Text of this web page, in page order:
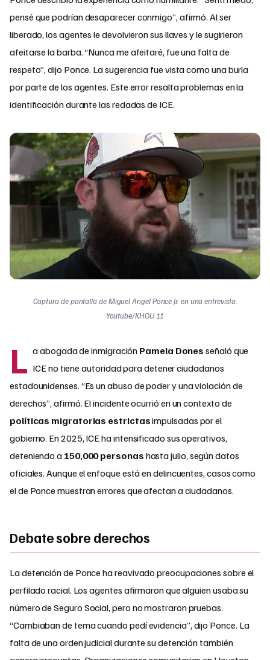
pensé que podrían desaparecer conmigo”, afirmó. Al ser
liberado, los agentes le devolvieron sus llaves y le sugirieron
afeitarse la barba. “Nunca me afeitaré, fue una falta de
respeto”, dijo Ponce. La sugerencia fue vista como una burla
por parte de los agentes. Este error resalta problemas en la
identificación durante las redadas de ICE.
Captura de pantalla de Miguel Angel Ponce Jr. en una entrevista.
Youtube/KHOU 11
L a abogada de inmigración Pamela Dones señaló que
ICE no tiene autoridad para detener ciudadanos
estadounidenses. “Es un abuso de poder y una violación de
derechos”, afirmó. El incidente ocurrió en un contexto de
políticas migratorias estrictasimpulsadas por el
gobierno. En 2025, ICE ha intensificado sus operativos,
deteniendo a 150,000 personas hasta julio, según datos
oficiales. Aunque el enfoque está en delincuentes, casos como
el de Ponce muestran errores que afectan a ciudadanos.
Debate sobre derechos
La detención de Ponce ha reavivado preocupaciones sobre el
perfilado racial. Los agentes afirmaron que alguien usaba su
número de Seguro Social, pero no mostraron pruebas.
“Cambiaban de tema cuando pedí evidencia”, dijo Ponce. La
falta de una orden judicial durante su detención también